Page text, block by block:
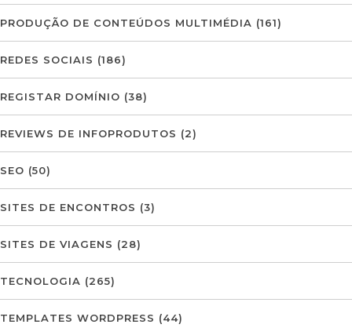
PRODUÇÃO DE CONTEÚDOS MULTIMÉDIA (161)
REDES SOCIAIS (186)
REGISTAR DOMÍNIO (38)
REVIEWS DE INFOPRODUTOS (2)
SEO (50)
SITES DE ENCONTROS (3)
SITES DE VIAGENS (28)
TECNOLOGIA (265)
TEMPLATES WORDPRESS (44)